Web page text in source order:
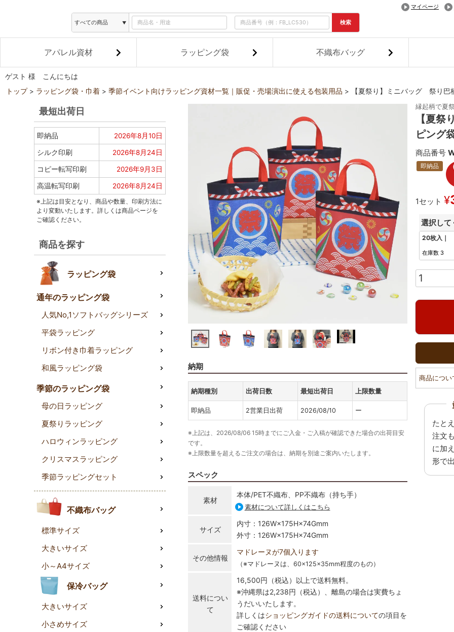
検索
マイページ
アパレル資材 ラッピング袋 不織布バッグ
ゲスト 様 こんにちは
トップ ラッピング袋・巾着 季節イベント向けラッピング資材一覧｜販促・売場演出に使える包装用品 【夏祭り】ミニバッグ 祭り巴
最短出荷日
即納品 2026年8月10日
シルク印刷 2026年8月24日
コピー転写印刷 2026年9月3日
高温転写印刷 2026年8月24日
※上記は目安となり、商品や数量、印刷方法に
より変動いたします。詳しくは商品ページを
ご確認ください。
商品を探す
ラッピング袋
通年のラッピング袋
人気No,1ソフトバッグシリーズ
平袋ラッピング
リボン付き巾着ラッピング
和風ラッピング袋
季節のラッピング袋
母の日ラッピング
夏祭りラッピング
ハロウィンラッピング
クリスマスラッピング
季節ラッピングセット
不織布バッグ
標準サイズ
大きいサイズ
小～A4サイズ
保冷バッグ
大きいサイズ
小さめサイズ
納期
納期種別 出荷日数 最短出荷日 上限数量
即納品 2営業日出荷 2026/08/10 ー
※上記は、2026/08/06 15時までにご入金・ご入稿が確認できた場合の出荷目安
です。
※上限数量を超えるご注文の場合は、納期を別途ご案内いたします。
スペック
素材
本体/PET不織布、PP不織布（持ち手）
素材について詳しくはこちら
サイズ
内寸：126W×175H×74Gmm
外寸：126W×175H×74Gmm
その他情報
マドレーヌが7個入ります
（※マドレーヌは、60×125×35mm程度のもの）
送料につい
て
16,500円（税込）以上で送料無料。
※沖縄県は2,238円（税込）、離島の場合は実費ちょ
うだいいたします。
詳しくはショッピングガイドの送料についての項目を
ご確認ください
縁起柄で夏
【夏
ピング
商品番号
即納品
1セット ¥
選択して
20枚入｜
在庫数 3
商品につい
たと
注文
に加
形で